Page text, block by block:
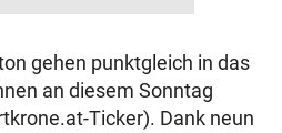
gehen punktgleich in das
an diesem Sonntag
Ticker). Dank neun